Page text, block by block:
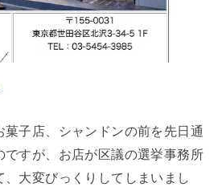
子店、シャンドンの前を先日通
ですが、お店が区議の選挙事務所
大変びっくりしてしまいまし